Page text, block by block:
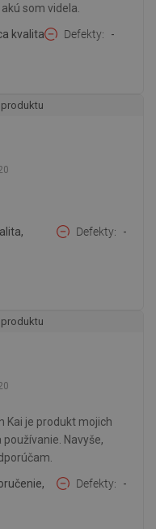
som videla.
kvalita Defekty -
Defekty -
Kai je produkt mojich
Navyše,
Defekty -